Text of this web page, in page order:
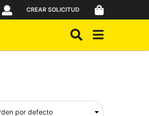
CREAR SOLICITUD